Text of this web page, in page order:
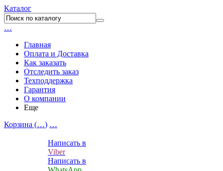
Каталог
…
Главная
Оплата и Доставка
Как заказать
Отследить заказ
Техподдержка
Гарантия
О компании
Еще
Корзина (…) …
Написать в
Viber
Написать в